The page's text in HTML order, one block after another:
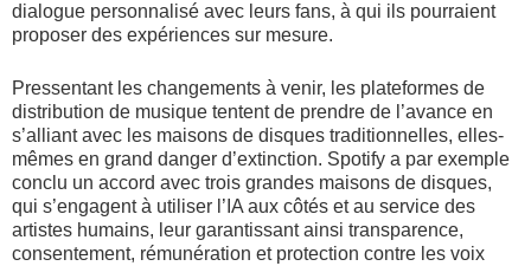
dialogue personnalisé avec leurs fans, à qui ils pourraient
proposer des expériences sur mesure.
Pressentant les changements à venir, les plateformes de
distribution de musique tentent de prendre de l’avance en
s’alliant avec les maisons de disques traditionnelles, elles-
mêmes en grand danger d’extinction. Spotify a par exemple
conclu un accord avec trois grandes maisons de disques,
qui s’engagent à utiliser l’IA aux côtés et au service des
artistes humains, leur garantissant ainsi transparence,
consentement, rémunération et protection contre les voix